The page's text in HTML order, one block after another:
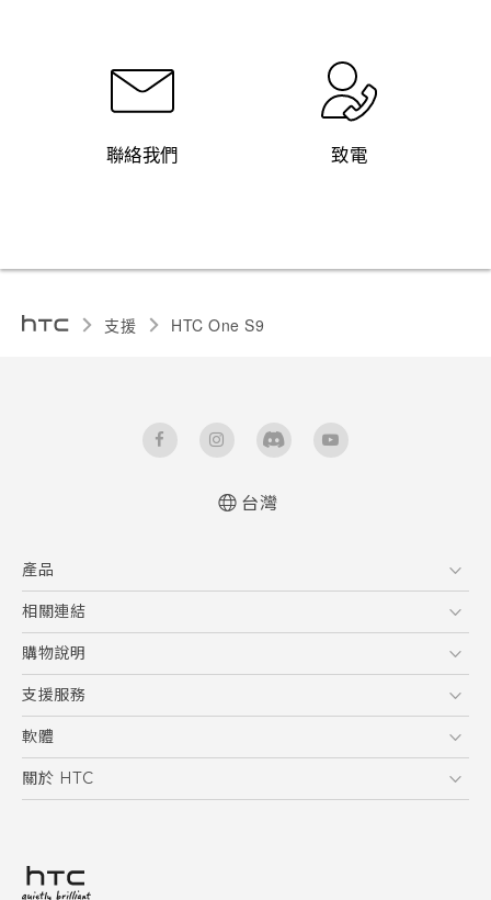
聯絡我們 致電
支援 HTC One S9‎
台灣
產品
5G
智慧型手機
配件
相關連結
HTC Research
購物說明
購物須知
訂單管理
付款方式
支援服務
到府收送維修服務
服務中心資訊
客戶服務佈告欄
軟體
應用程式
HTC Sync Manager
關於 HTC
投資人